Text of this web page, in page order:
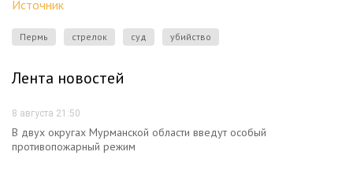
Источник
Пермь стрелок суд убийство
Лента новостей
8 августа 21:50
В двух округах Мурманской области введут особый
противопожарный режим